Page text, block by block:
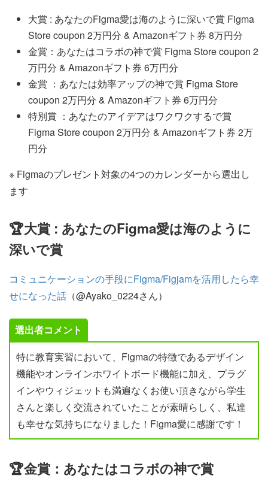
大賞 : あなたのFigma愛は海のように深いで賞 Figma
Store coupon 2万円分 & Amazonギフト券 8万円分
金賞：あなたはコラボの神で賞 Figma Store coupon 2
万円分 & Amazonギフト券 6万円分
金賞 ：あなたは効率アップの神で賞 Figma Store
coupon 2万円分 & Amazonギフト券 6万円分
特別賞 ：あなたのアイデアはワクワクするで賞
Figma Store coupon 2万円分 & Amazonギフト券 2万
円分
※ Figmaのプレゼント対象の4つのカレンダーから選出し
ます
🏆大賞 : あなたのFigma愛は海のように
深いで賞
コミュニケーションの手段にFigma/Figjamを活用したら幸
せになった話 （@Ayako_0224さん）
選出者コメント
特に教育実習において、Figmaの特徴であるデザイン
機能やオンラインホワイトボード機能に加え、プラグ
インやウィジェットも満遍なくお使い頂きながら学生
さんと楽しく交流されていたことが素晴らしく、私達
も幸せな気持ちになりました！Figma愛に感謝です！
🏆金賞：あなたはコラボの神で賞